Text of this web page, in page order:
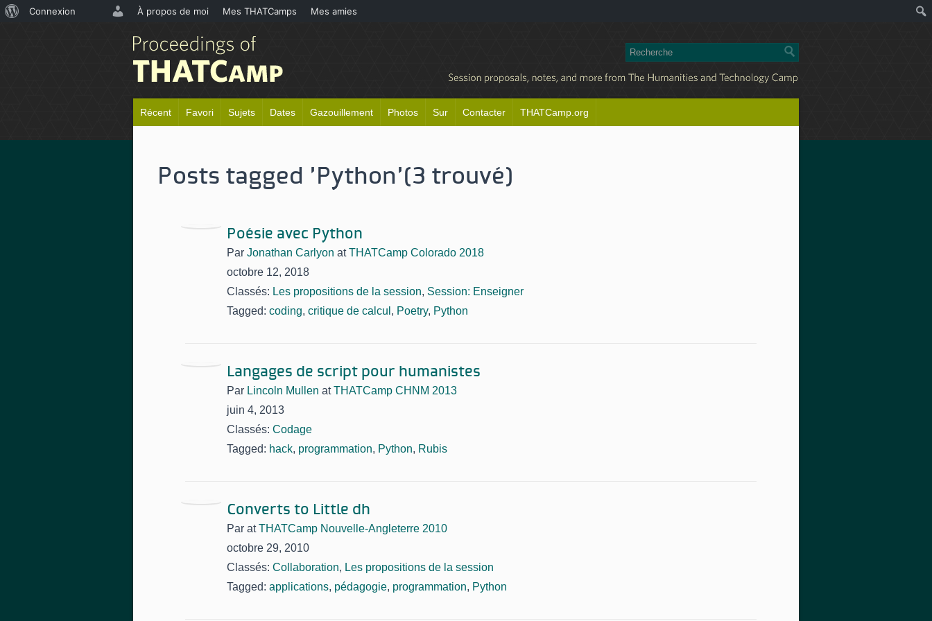
Récent Favori Sujets Dates Gazouillement Photos Sur Contacter THATCamp.org
Posts tagged 'Python'(3 trouvé)
Poésie avec Python
Par Jonathan Carlyon atTHATCamp Colorado 2018
octobre 12, 2018
Classés: Les propositions de la session, Session: Enseigner
Tagged: coding, critique de calcul , Poetry, Python
Langages de script pour humanistes
Par Lincoln Mullen atTHATCamp CHNM 2013
juin 4, 2013
Classés: Codage
Tagged: hack, programmation, Python, Rubis
Converts to Little dh
Par atTHATCamp Nouvelle-Angleterre 2010
octobre 29, 2010
Classés: Collaboration, Les propositions de la session
Tagged: applications, pédagogie, programmation, Python
Connexion À propos de moi Mes THATCamps Mes amies